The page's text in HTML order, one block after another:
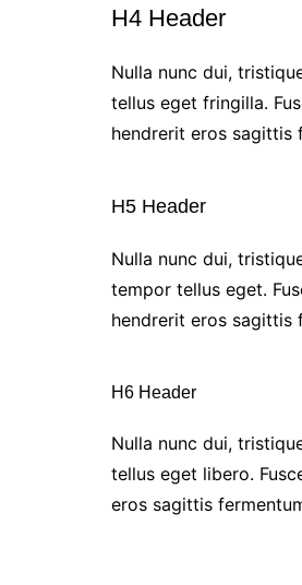
H4 Header
Nulla nunc dui,
tellus eget fringilla.
hendrerit eros sagittis
H5 Header
Nulla nunc dui,
tempor tellus eget.
hendrerit eros sagittis
H6 Header
Nulla nunc dui,
tellus eget libero.
eros sagittis